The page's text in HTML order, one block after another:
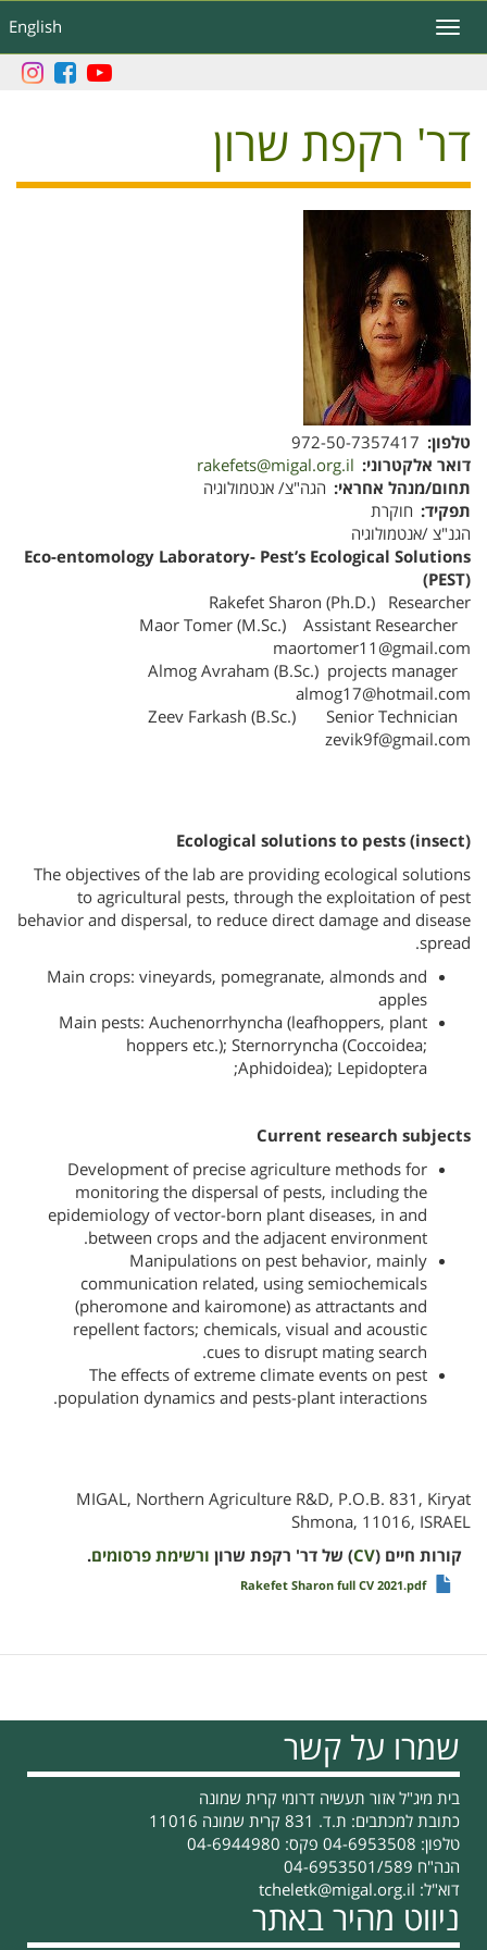
לתוכן
העיקרי
English
Toggle
navigation
דר' רקפת שרון
טלפון 972-50-7357417
דואר אלקטרוני rakefets@migal.org.il
תחום/מנהל אחראי הגה"צ/ אנטמולוגיה
תפקיד
חוקרת
הגנ"צ /אנטמולוגיה
Eco-entomology Laboratory- Pest’s Ecological Solutions
(PEST)
Rakefet Sharon (Ph.D.) Researcher
Maor Tomer (M.Sc.) Assistant Researcher
maortomer11@gmail.com
Almog Avraham (B.Sc.) projects manager
almog17@hotmail.com
Zeev Farkash (B.Sc.) Senior Technician
zevik9f@gmail.com
Ecological solutions to pests (insect)
The objectives of the lab are providing ecological solutions
to agricultural pests, through the exploitation of pest
behavior and dispersal, to reduce direct damage and disease
spread.
Main crops: vineyards, pomegranate, almonds and
apples
Main pests: Auchenorrhyncha (leafhoppers, plant
hoppers etc.); Sternorryncha (Coccoidea;
Aphidoidea); Lepidoptera;
Current research subjects
Development of precise agriculture methods for
monitoring the dispersal of pests, including the
epidemiology of vector-born plant diseases, in and
between crops and the adjacent environment.
Manipulations on pest behavior, mainly
communication related, using semiochemicals
(pheromone and kairomone) as attractants and
repellent factors; chemicals, visual and acoustic
cues to disrupt mating search.
The effects of extreme climate events on pest
population dynamics and pests-plant interactions.
MIGAL, Northern Agriculture R&D, P.O.B. 831, Kiryat
Shmona, 11016, ISRAEL
קורות חיים (CV) של דר' רקפת שרון ורשימת פרסומים.
Rakefet Sharon full CV 2021.pdf
שמרו על קשר
בית מיג"ל אזור תעשיה דרומי קרית שמונה
כתובת למכתבים: ת.ד. 831 קרית שמונה 11016
טלפון: 04-6953508 פקס: 04-6944980
הנה"ח 04-6953501/589
דוא"ל: tcheletk@migal.org.il
ניווט מהיר באתר